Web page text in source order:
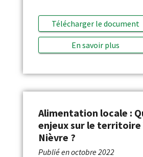
Télécharger le document
En savoir plus
Alimentation locale :
enjeux sur le territoire
Nièvre ?
Publié enoctobre 2022